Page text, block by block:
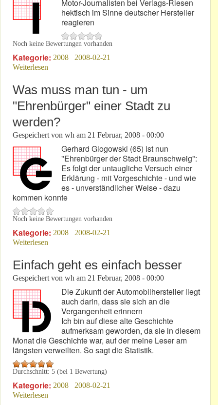
Motor-Journalisten bei Verlags-Riesen
hektisch im Sinne deutscher Hersteller
reagieren
Noch keine Bewertungen vorhanden
Kategorie: 2008
2008-02-21
Weiterlesen
Was muss man tun - um
"Ehrenbürger" einer Stadt zu
werden?
Gespeichert von wh am 21 Februar, 2008 - 00:00
Gerhard Glogowski (65) ist nun
"Ehrenbürger der Stadt Braunschweig":
Es folgt der untaugliche Versuch einer
Erklärung - mit Vorgeschichte - und wie
es - unverständlicher Weise - dazu
kommen konnte
Noch keine Bewertungen vorhanden
Kategorie: 2008
2008-02-21
Weiterlesen
Einfach geht es einfach besser
Gespeichert von wh am 21 Februar, 2008 - 00:00
Die Zukunft der Automobilhersteller liegt
auch darin, dass sie sich an die
Vergangenheit erinnern
Ich bin auf diese alte Geschichte
aufmerksam geworden, da sie in diesem
Monat die Geschichte war, auf der meine Leser am
längsten verweilten. So sagt die Statistik.
Durchschnitt: 5 (bei 1 Bewertung)
Kategorie: 2008
2008-02-21
Weiterlesen